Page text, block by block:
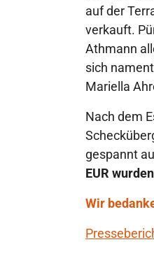
auf der
verkauft.
Athmann
sich
Mariella
Nach dem
gespannt
EUR
Wir